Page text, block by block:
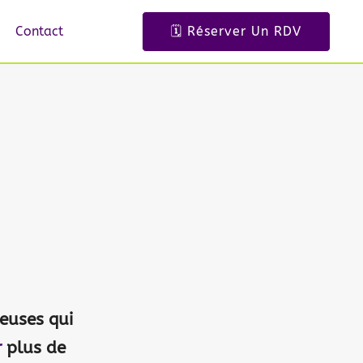
Contact 🗓️ Réserver Un RDV
qui
plus de